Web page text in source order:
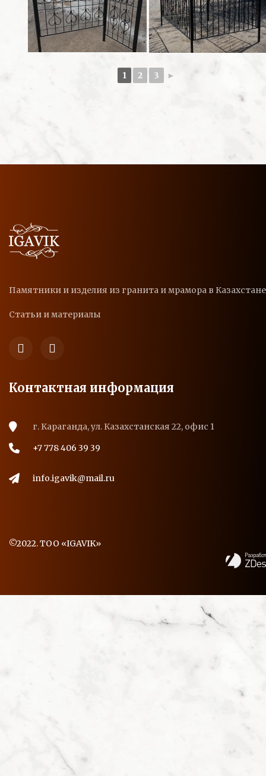
1 2 3 ►
Памятники и изделия из гранита и мрамора в Казахстане
Статьи и материалы
Контактная информация
г. Караганда, ул. Казахстанская 22, офис 1
+7 778 406 39 39
info.igavik@mail.ru
©2022. ТОО «IGAVIK»